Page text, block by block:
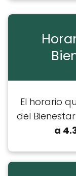
El horario
del
a